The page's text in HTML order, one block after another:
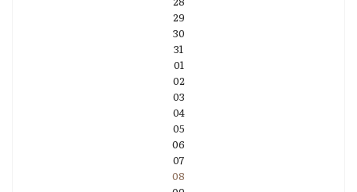
29
30
31
01
02
03
04
05
06
07
08